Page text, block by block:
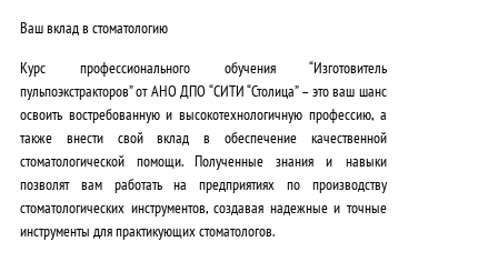
Ваш вклад в стоматологию
Курс профессионального обучения “Изготовитель
пульпоэкстракторов” от АНО ДПО “СИТИ “Столица” – это ваш шанс
освоить востребованную и высокотехнологичную профессию, а
также внести свой вклад в обеспечение качественной
стоматологической помощи. Полученные знания и навыки
позволят вам работать на предприятиях по производству
стоматологических инструментов, создавая надежные и точные
инструменты для практикующих стоматологов.